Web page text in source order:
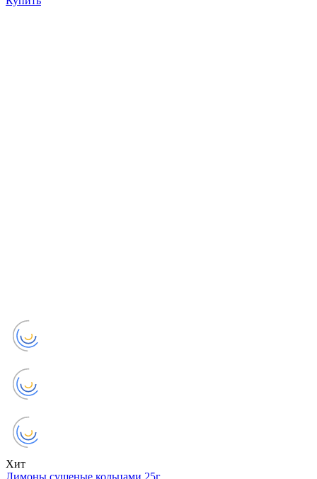
Хит
Лимоны сушеные кольцами 25г